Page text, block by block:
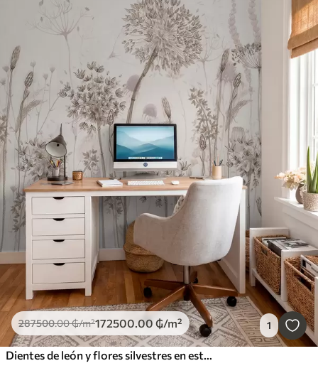
287500.00₲/m²172500 .00 ₲/m² 1